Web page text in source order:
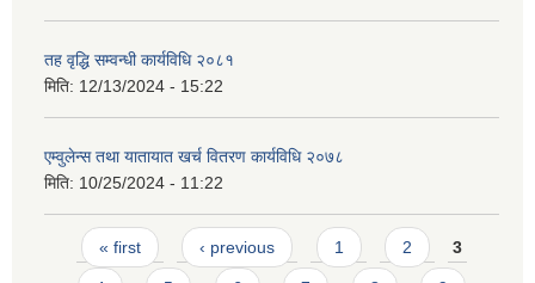
तह वृद्धि सम्वन्धी कार्यविधि २०८१
मिति: 12/13/2024 - 15:22
एम्वुलेन्स तथा यातायात खर्च वितरण कार्यविधि २०७८
मिति: 10/25/2024 - 11:22
Pages
« first ‹ previous 1 2 3